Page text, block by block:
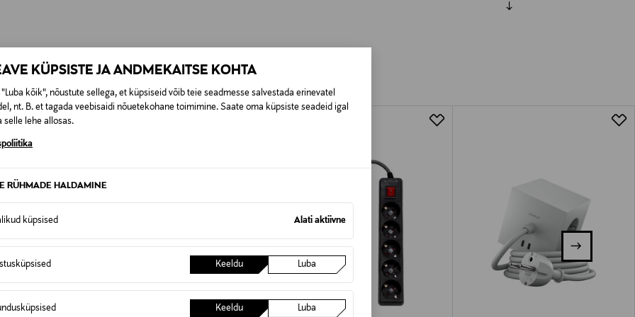
KÜPSISTE JA ANDMEKAITSE KOHTA
kõik", nõustute sellega, et küpsiseid võib teie seadmesse salvestada erinevatel
nt. B. et tagada veebisaidi nõuetekohane toimimine. Saate oma küpsiste seadeid igal
selle lehe allosas.
RÜHMADE HALDAMINE
küpsised Alati aktiivne
Keeldu Luba
Keeldu Luba
0,00 € – 4,90 €
KA